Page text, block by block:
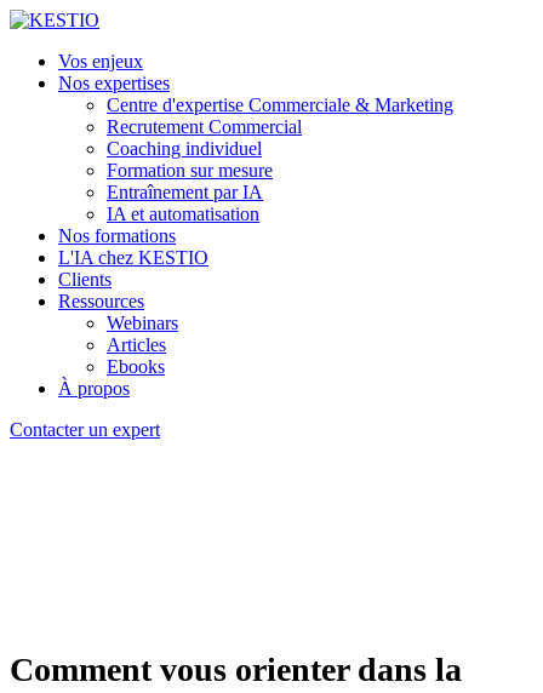
Vos enjeux
Nos expertises
Centre d'expertise Commerciale & Marketing
Recrutement Commercial
Coaching individuel
Formation sur mesure
Entraînement par IA
IA et automatisation
Nos formations
L'IA chez KESTIO
Clients
Ressources
Webinars
Articles
Ebooks
À propos
Contacter un expert
Comment vous orienter dans la